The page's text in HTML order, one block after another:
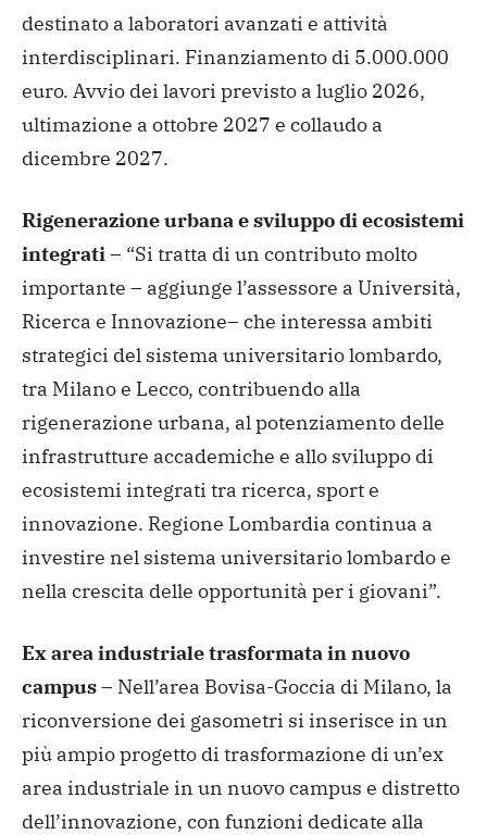
destinato a laboratori avanzati e attività
interdisciplinari. Finanziamento di 5.000.000
euro. Avvio dei lavori previsto a luglio 2026,
ultimazione a ottobre 2027 e collaudo a
dicembre 2027.
Rigenerazione urbana e sviluppo di ecosistemi
integrati– “Si tratta di un contributo molto
importante – aggiunge l’assessore a Università,
Ricerca e Innovazione– che interessa ambiti
strategici del sistema universitario lombardo,
tra Milano e Lecco, contribuendo alla
rigenerazione urbana, al potenziamento delle
infrastrutture accademiche e allo sviluppo di
ecosistemi integrati tra ricerca, sport e
innovazione. Regione Lombardia continua a
investire nel sistema universitario lombardo e
nella crescita delle opportunità per i giovani”.
Ex area industriale trasformata in nuovo
campus– Nell’area Bovisa-Goccia di Milano, la
riconversione dei gasometri si inserisce in un
più ampio progetto di trasformazione di un’ex
area industriale in un nuovo campus e distretto
dell’innovazione, con funzioni dedicate alla